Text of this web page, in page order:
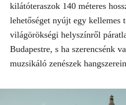
kilátóteraszok 140 méteres
lehetőséget nyújt egy kellemes
világörökségi helyszínről
Budapestre, s ha szerencsénk
muzsikáló zenészek